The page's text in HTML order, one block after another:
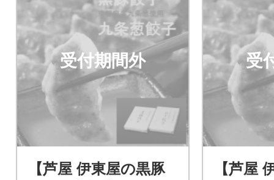
受付期間外
【芦屋 伊東屋の黒豚
受
【芦屋